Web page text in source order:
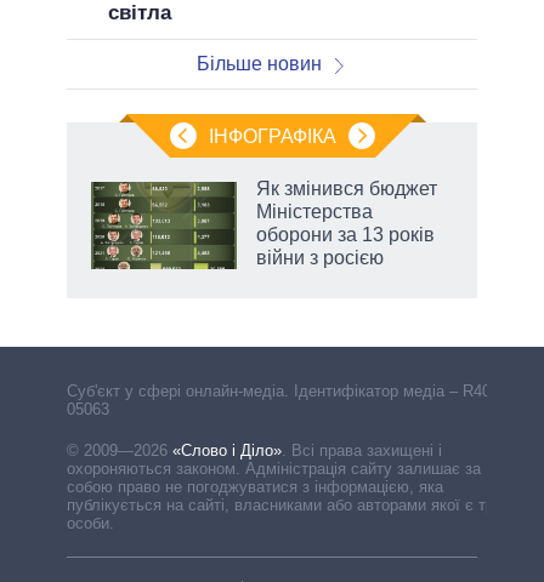
світла
Більше новин
ІНФОГРАФІКА
Як змінився бюджет
Міністерства
оборони за 13 років
війни з росією
Cуб'єкт у сфері онлайн-медіа. Ідентифікатор медіа – R40-
05063
© 2009—2026 «Слово і Діло». Всі права захищені і
охороняються законом. Адміністрація сайту залишає за
собою право не погоджуватися з інформацією, яка
публікується на сайті, власниками або авторами якої є треті
особи.